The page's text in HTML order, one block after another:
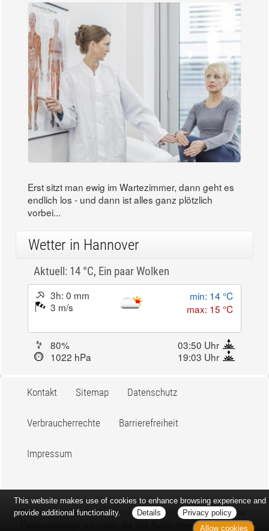
Erst sitzt man ewig im Wartezimmer, dann geht es
endlich los - und dann ist alles ganz plötzlich
vorbei...
Wetter in Hannover
Aktuell: 14 °C, Ein paar Wolken
3h: 0 mm
3 m/s
min: 14 °C
max: 15 °C
80%
03:50 Uhr
1022 hPa
19:03 Uhr
Kontakt Sitemap Datenschutz
Verbraucherrechte Barrierefreiheit
Impressum
Bei Arzneimitteln: Zu Risiken und Nebenwirkungen lesen Sie die
Packungsbeilage und fragen Sie Ihre Ärztin, Ihren Arzt oder in
This website makes use of cookies to enhance browsing experience and
provide additional functionality.
Details
Privacy policy
Allow cookies